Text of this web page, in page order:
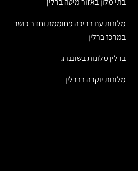
בתי מלון באזור מיטה ברלין
מלונות עם בריכה מחוממת וחדר כושר
במרכז ברלין
ברלין מלונות בשונברג
מלונות יוקרה בברלין